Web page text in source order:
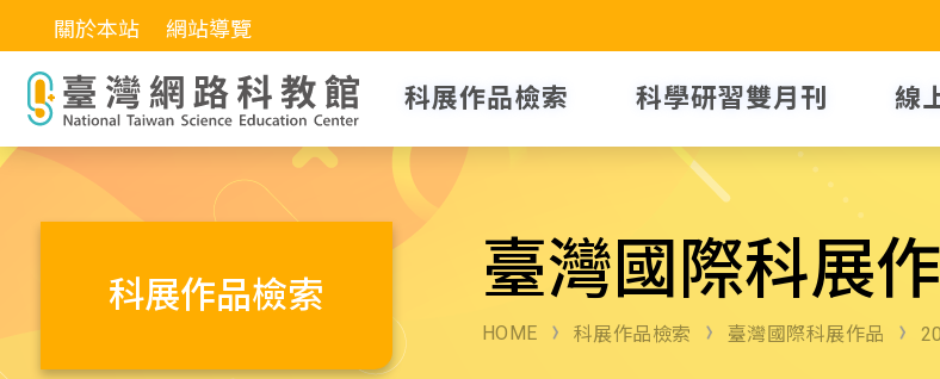
關於本站 網站導覽
科展作品檢索 科學研習雙月刊 線
科展作品檢索 臺灣國際科展
HOME 科展作品檢索 臺灣國際科展作品